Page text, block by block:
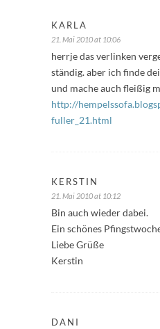
KARLA
21. Mai 2010 at 10:06
herrje das verlinken
ständig. aber ich finde
und mache auch fleißig
http://
fuller_21.html
KERSTIN
21. Mai 2010 at 10:12
Bin auch wieder dabei.
Ein schönes
Liebe Grüße
Kerstin
DANI